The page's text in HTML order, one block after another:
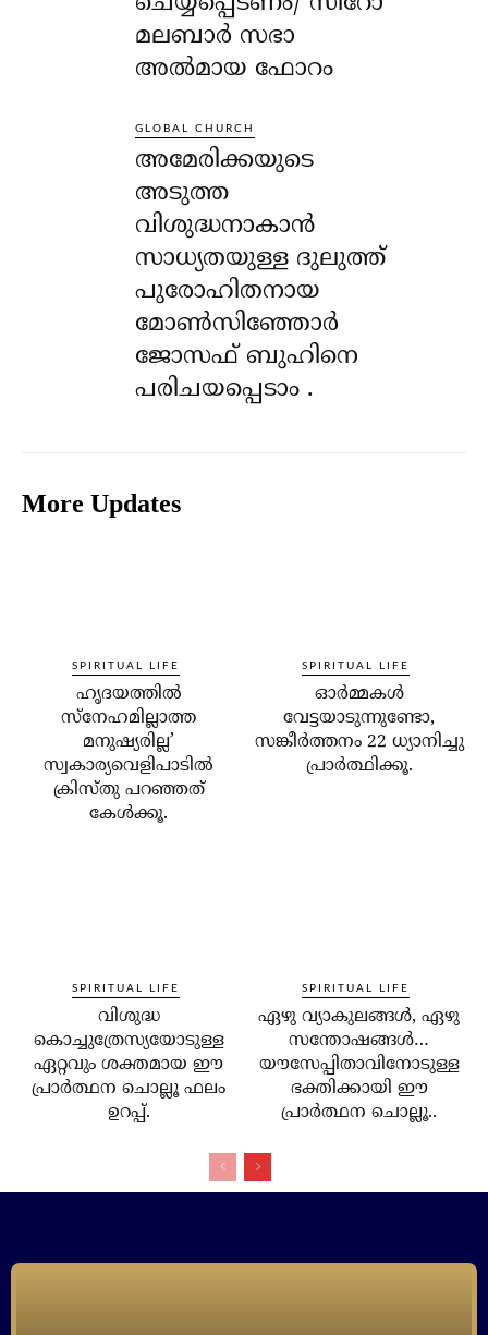
മലബാർ സഭാ
അൽമായ ഫോറം
GLOBAL CHURCH
അമേരിക്കയുടെ
അടുത്ത
വിശുദ്ധനാകാൻ
സാധ്യതയുള്ള ദുലുത്ത്
പുരോഹിതനായ
മോൺസിഞ്ഞോർ
ജോസഫ് ബുഹിനെ
പരിചയപ്പെടാം .
More Updates
SPIRITUAL LIFE
ഹൃദയത്തില്‍
സ്‌നേഹമില്ലാത്ത
മനുഷ്യരില്ല’
സ്വകാര്യവെളിപാടില്‍
ക്രിസ്തു പറഞ്ഞത്
കേള്‍ക്കൂ.
SPIRITUAL LIFE
ഓര്‍മ്മകള്‍
വേട്ടയാടുന്നുണ്ടോ,
സങ്കീര്‍ത്തനം 22 ധ്യാനിച്ചു
പ്രാര്‍ത്ഥിക്കൂ.
SPIRITUAL LIFE
വിശുദ്ധ
കൊച്ചുത്രേസ്യയോടുള്ള
ഏറ്റവും ശക്തമായ ഈ
പ്രാര്‍ത്ഥന ചൊല്ലൂ ഫലം
ഉറപ്പ്.
SPIRITUAL LIFE
ഏഴു വ്യാകുലങ്ങള്‍, ഏഴു
സന്തോഷങ്ങള്‍…
യൗസേപ്പിതാവിനോടുള്ള
ഭക്തിക്കായി ഈ
പ്രാര്‍ത്ഥന ചൊല്ലൂ..